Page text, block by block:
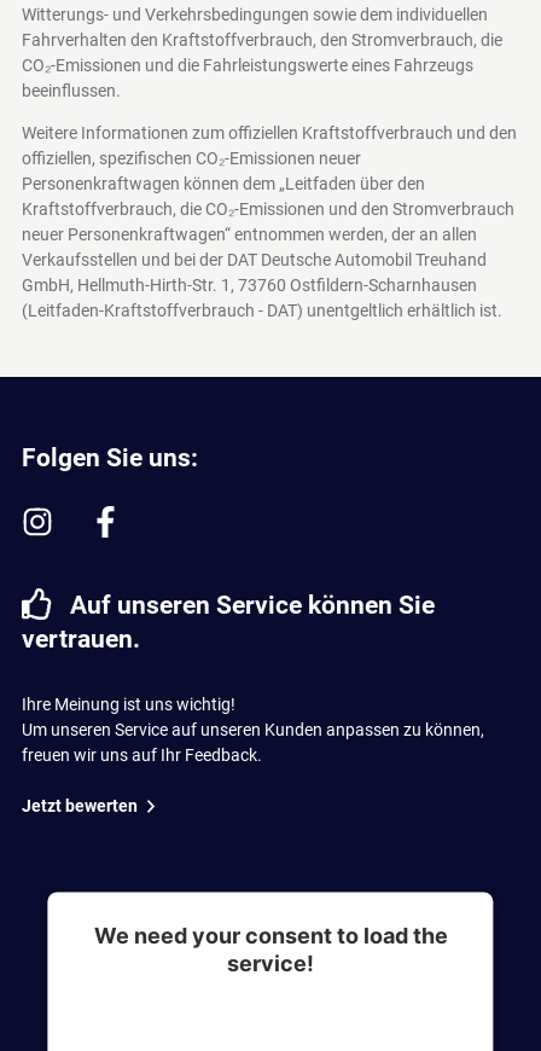
Witterungs- und Verkehrsbedingungen sowie dem individuellen
Fahrverhalten den Kraftstoffverbrauch, den Stromverbrauch, die
CO₂-Emissionen und die Fahrleistungswerte eines Fahrzeugs
beeinflussen.
Weitere Informationen zum offiziellen Kraftstoffverbrauch und den
offiziellen, spezifischen CO₂-Emissionen neuer
Personenkraftwagen können dem „Leitfaden über den
Kraftstoffverbrauch, die CO₂-Emissionen und den Stromverbrauch
neuer Personenkraftwagen“ entnommen werden, der an allen
Verkaufsstellen und bei der DAT Deutsche Automobil Treuhand
GmbH, Hellmuth-Hirth-Str. 1, 73760 Ostfildern-Scharnhausen
(Leitfaden-Kraftstoffverbrauch - DAT) unentgeltlich erhältlich ist.
Folgen Sie uns:
Auf unseren Service können Sie
vertrauen.
Ihre Meinung ist uns wichtig!
Um unseren Service auf unseren Kunden anpassen zu können,
freuen wir uns auf Ihr Feedback.
Jetzt bewerten
We need your consent to load the
service!